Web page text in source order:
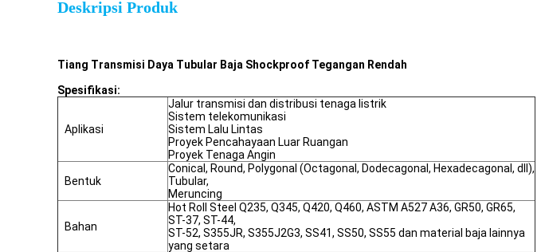
Deskripsi Produk
Tiang Transmisi Daya Tubular Baja Shockproof Tegangan Rendah
Spesifikasi:
Aplikasi
Jalur transmisi dan distribusi tenaga listrik
Sistem telekomunikasi
Sistem Lalu Lintas
Proyek Pencahayaan Luar Ruangan
Proyek Tenaga Angin
Bentuk
Conical, Round, Polygonal (Octagonal, Dodecagonal, Hexadecagonal, dll),
Tubular,
Meruncing
Bahan
Hot Roll Steel Q235, Q345, Q420, Q460, ASTM A527 A36, GR50, GR65,
ST-37, ST-44,
ST-52, S355JR, S355J2G3, SS41, SS50, SS55 dan material baja lainnya
yang setara